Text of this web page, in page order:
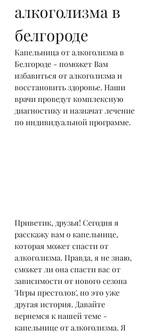
алкоголизма в
белгороде
Капельница от алкоголизма в
Белгороде - поможет Вам
избавиться от алкоголизма и
восстановить здоровье. Наши
врачи проведут комплексную
диагностику и назначат лечение
по индивидуальной программе.
Приветик, друзья! Сегодня я
расскажу вам о капельнице,
которая может спасти от
алкоголизма. Правда, я не знаю,
сможет ли она спасти вас от
зависимости от нового сезона
'Игры престолов', но это уже
другая история. Давайте
вернемся к нашей теме -
капельнице от алкоголизма. Я